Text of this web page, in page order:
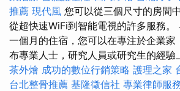
推薦 現代風 您可以從三個尺寸的房間
從超快速WiFi到智能電視的許多服務。
一個月的住宿，您可以在專注於企業家
布專業人士，研究人員或研究生的經驗
茶外燴 成功的數位行銷策略 護理之家
台北整骨推薦 基隆徵信社 專業律師服